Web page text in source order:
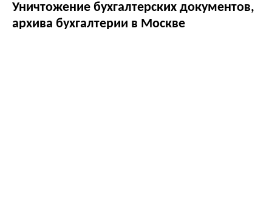
Уничтожение бухгалтерских документов,
архива бухгалтерии в Москве